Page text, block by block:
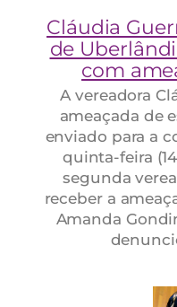
Cláudia
de
com
A vereadora
ameaçada de
enviado para a
quinta-feira
segunda
receber a
Amanda